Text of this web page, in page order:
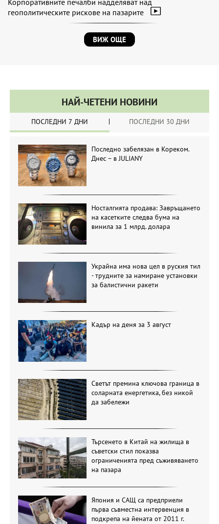
Корпоративните печалби надделяват над
геополитическите рискове на пазарите
ВИЖ ОЩЕ
НАЙ-ЧЕТЕНИ НОВИНИ
ПОСЛЕДНИ 7 ДНИ ПОСЛЕДНИ 30 ДНИ
Последно забелязан в Кореком.
Днес – в JULIANY
Носталгията продава: Завръщането
на касетките следва бума на
винила за 1 млрд. долара
Украйна има нова цел в руския тил
- трудните за намиране установки
за балистични ракети
Кадър на деня за 3 август
Светът премина ключова граница в
соларната енергетика, без никой
да забележи
Търсенето в Китай на жилища в
съветски стил показва
ограниченията пред съживяването
на пазара
Япония и САЩ са предприели
първа съвместна интервенция в
подкрепа на йената от 2011 г.